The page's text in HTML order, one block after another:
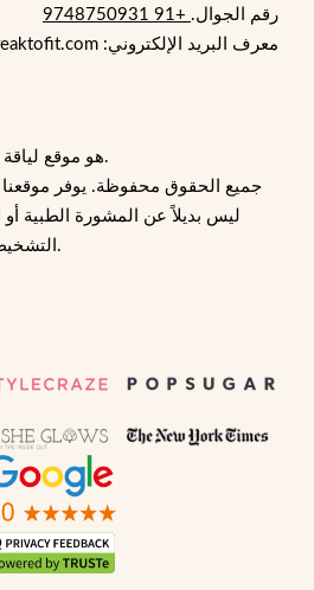
رقم الجوال. +91 9748750931
معرف البريد الإلكتروني: support@freaktofit.com
© 2026 Freaktofit هو موقع لياقة بدنية.
جميع الحقوق محفوظة. يوفر موقعنا
.